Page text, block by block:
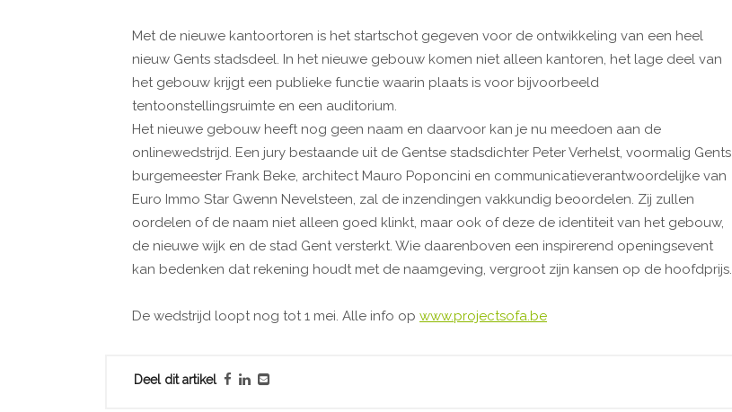
Met de nieuwe kantoortoren is het startschot gegeven voor de ontwikkeling van een heel
nieuw Gents stadsdeel. In het nieuwe gebouw komen niet alleen kantoren, het lage deel van
het gebouw krijgt een publieke functie waarin plaats is voor bijvoorbeeld
tentoonstellingsruimte en een auditorium.
Het nieuwe gebouw heeft nog geen naam en daarvoor kan je nu meedoen aan de
onlinewedstrijd. Een jury bestaande uit de Gentse stadsdichter Peter Verhelst, voormalig Gents
burgemeester Frank Beke, architect Mauro Poponcini en communicatieverantwoordelijke van
Euro Immo Star Gwenn Nevelsteen, zal de inzendingen vakkundig beoordelen. Zij zullen
oordelen of de naam niet alleen goed klinkt, maar ook of deze de identiteit van het gebouw,
de nieuwe wijk en de stad Gent versterkt. Wie daarenboven een inspirerend openingsevent
kan bedenken dat rekening houdt met de naamgeving, vergroot zijn kansen op de hoofdprijs.
De wedstrijd loopt nog tot 1 mei. Alle info op www.projectsofa.be
Deel dit artikel